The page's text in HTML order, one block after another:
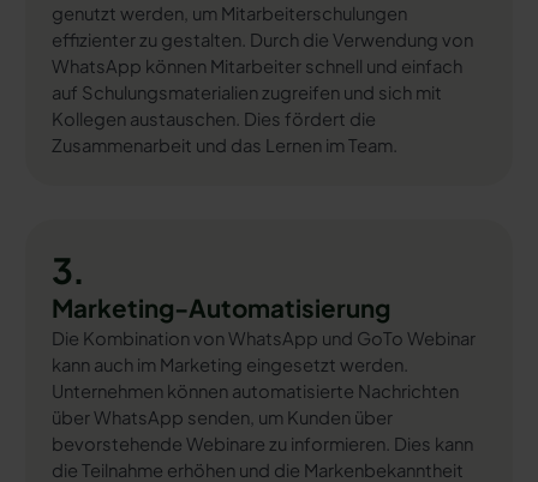
genutzt werden, um Mitarbeiterschulungen
effizienter zu gestalten. Durch die Verwendung von
WhatsApp können Mitarbeiter schnell und einfach
auf Schulungsmaterialien zugreifen und sich mit
Kollegen austauschen. Dies fördert die
Zusammenarbeit und das Lernen im Team.
3.
Marketing-Automatisierung
Die Kombination von WhatsApp und GoTo Webinar
kann auch im Marketing eingesetzt werden.
Unternehmen können automatisierte Nachrichten
über WhatsApp senden, um Kunden über
bevorstehende Webinare zu informieren. Dies kann
die Teilnahme erhöhen und die Markenbekanntheit